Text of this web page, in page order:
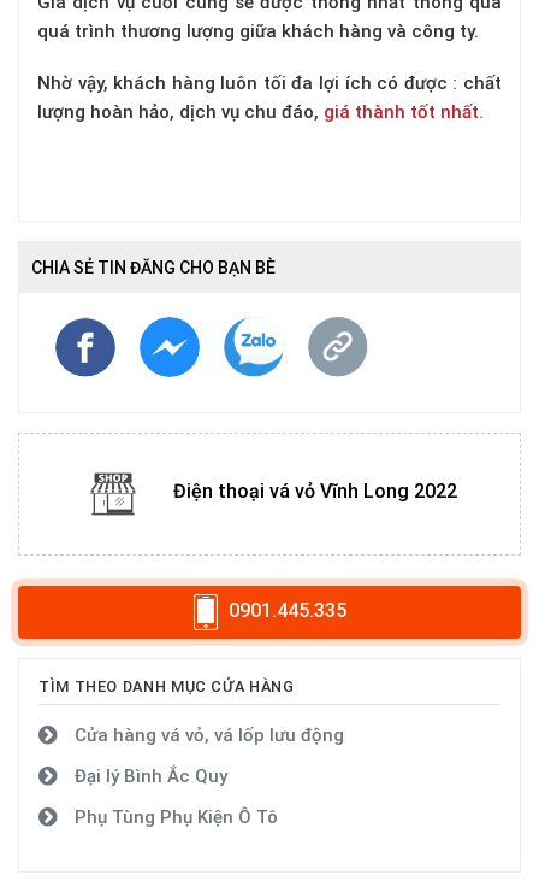
quá trình thương lượng giữa khách hàng và công ty.
Nhờ vậy, khách hàng luôn tối đa lợi ích có được : chất
lượng hoàn hảo, dịch vụ chu đáo, giá thành tốt nhất.
CHIA SẺ TIN ĐĂNG CHO BẠN BÈ
Điện thoại vá vỏ Vĩnh Long 2022
0901.445.335
TÌM THEO DANH MỤC CỬA HÀNG
Cửa hàng vá vỏ, vá lốp lưu động
Đại lý Bình Ắc Quy
Phụ Tùng Phụ Kiện Ô Tô